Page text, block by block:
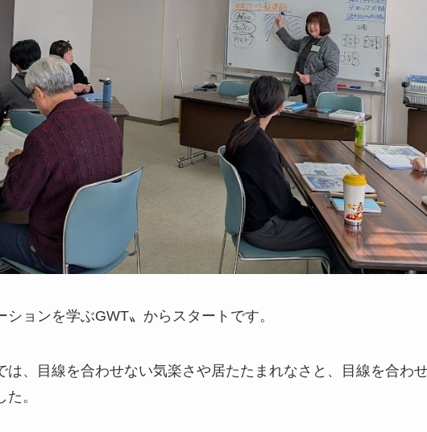
ョンを学ぶGWT〟からスタートです。
は、目線を合わせない気楽さや居たたまれなさと、目線を合わ
。